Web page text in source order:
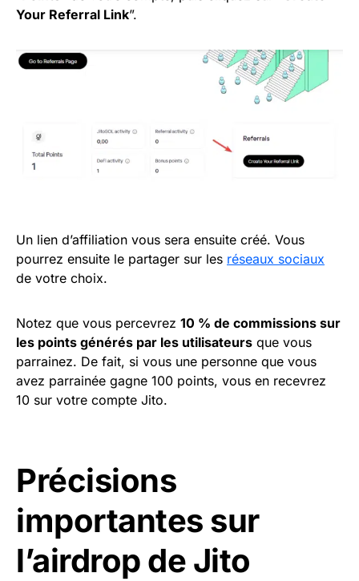
Your Referral Link”.
Un lien d’affiliation vous sera ensuite créé. Vous
pourrez ensuite le partager sur les réseaux sociaux
de votre choix.
Notez que vous percevrez 10 % de commissions sur
les points générés par les utilisateurs que vous
parrainez. De fait, si vous une personne que vous
avez parrainée gagne 100 points, vous en recevrez
10 sur votre compte Jito.
Précisions
importantes sur
l’airdrop de Jito